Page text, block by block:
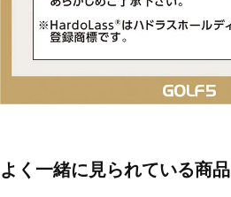
■クラブ長さ(インチ)：33
■生産国：アメリカ合衆国
よく一緒に見られている商品